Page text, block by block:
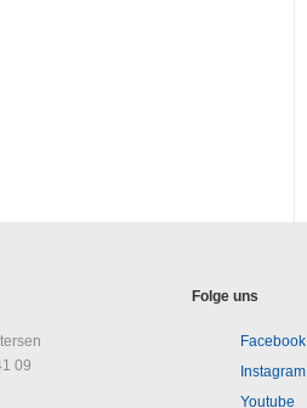
09
Folge uns
Facebook
Instagram
Youtube